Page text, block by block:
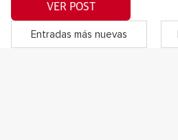
VER POST
Entradas más nuevas